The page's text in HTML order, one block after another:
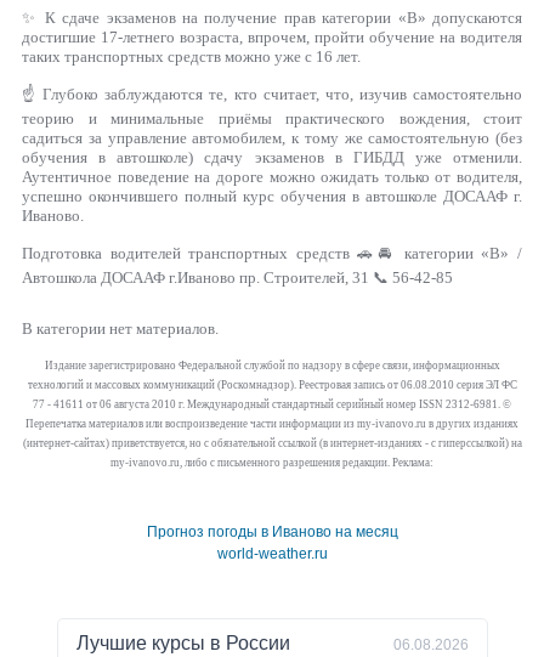
✨ К сдаче экзаменов на получение прав категории «В» допускаются
достигшие 17-летнего возраста, впрочем, пройти обучение на водителя
таких транспортных средств можно уже с 16 лет.
☝ Глубоко заблуждаются те, кто считает, что, изучив самостоятельно
теорию и минимальные приёмы практического вождения, стоит
садиться за управление автомобилем, к тому же самостоятельную (без
обучения в автошколе) сдачу экзаменов в ГИБДД уже отменили.
Аутентичное поведение на дороге можно ожидать только от водителя,
успешно окончившего полный курс обучения в автошколе ДОСААФ г.
Иваново.
Подготовка водителей транспортных средств 🚗🚘 категории «В» /
Автошкола ДОСААФ г.Иваново пр. Строителей, 31 📞 56-42-85
В категории нет материалов.
Издание зарегистрировано Федеральной службой по надзору в сфере связи, информационных
технологий и массовых коммуникаций (Роскомнадзор). Реестровая запись от 06.08.2010 серия ЭЛ ФС
77 - 41611 от 06 августа 2010 г. Международный стандартный серийный номер ISSN 2312-6981. ©
Перепечатка материалов или воспроизведение части информации из my-ivanovo.ru в других изданиях
(интернет-сайтах) приветствуется, но с обязательной ссылкой (в интернет-изданиях - с гиперссылкой) на
my-ivanovo.ru, либо с письменного разрешения редакции. Реклама:
Прогноз погоды в Иваново на месяц
world-weather.ru
Лучшие курсы в России 06.08.2026